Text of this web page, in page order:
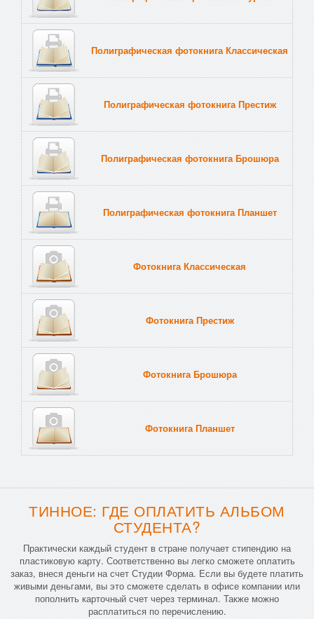
Полиграфическая фотокнига Классическая
Полиграфическая фотокнига Престиж
Полиграфическая фотокнига Брошюра
Полиграфическая фотокнига Планшет
Фотокнига Классическая
Фотокнига Престиж
Фотокнига Брошюра
Фотокнига Планшет
ТИННОЕ: ГДЕ ОПЛАТИТЬ АЛЬБОМ
СТУДЕНТА?
Практически каждый студент в стране получает стипендию на
пластиковую карту. Соответственно вы легко сможете оплатить
заказ, внеся деньги на счет Студии Форма. Если вы будете платить
живыми деньгами, вы это сможете сделать в офисе компании или
пополнить карточный счет через терминал. Также можно
расплатиться по перечислению.